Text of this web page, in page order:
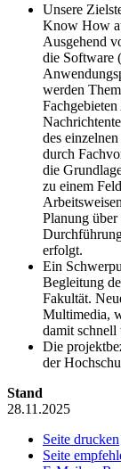
Unsere
Know How
Ausgehend
die Software
werden
des
durch
die
zu einem
Planung über
erfolgt.
Ein
Begleitung
Fakultät.
Multimedia,
damit schnell
Die
der
Stand
28.11.2025
Seite drucken
Seite